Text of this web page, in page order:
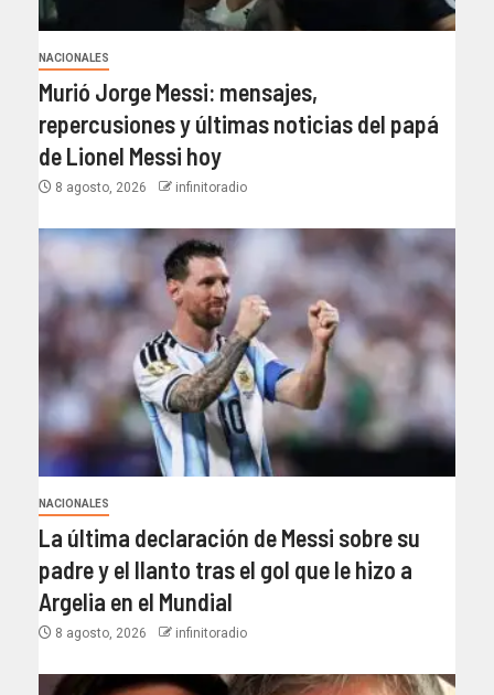
NACIONALES
Murió Jorge Messi: mensajes,
repercusiones y últimas noticias del papá
de Lionel Messi hoy
8 agosto, 2026 infinitoradio
NACIONALES
La última declaración de Messi sobre su
padre y el llanto tras el gol que le hizo a
Argelia en el Mundial
8 agosto, 2026 infinitoradio